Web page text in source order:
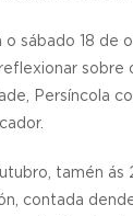
sábado 18 de
Persíncola
tamén ás
contada